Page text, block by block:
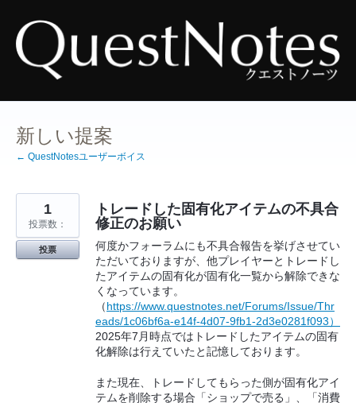
ン
テ
ン
ツ
新しい提案
← QuestNotesユーザーボイス
トレードした固有化アイテムの不具合
修正のお願い
何度かフォーラムにも不具合報告を挙げさせてい
ただいておりますが、他プレイヤーとトレードし
たアイテムの固有化が固有化一覧から解除できな
くなっています。
（https://www.questnotes.net/Forums/Issue/Thr
eads/1c06bf6a-e14f-4d07-9fb1-2d3e0281f093）
2025年7月時点ではトレードしたアイテムの固有
化解除は行えていたと記憶しております。
また現在、トレードしてもらった側が固有化アイ
テムを削除する場合「ショップで売る」、「消費
1
投票数：
投票